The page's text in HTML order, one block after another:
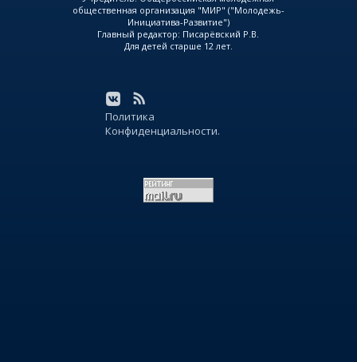
общественная организация "МИР" ("Молодежь-
Инициатива-Развитие")
Главный редактор: Писарёвский Р.В.
Для детей старше 12 лет.
Политика
Конфиденциальности.